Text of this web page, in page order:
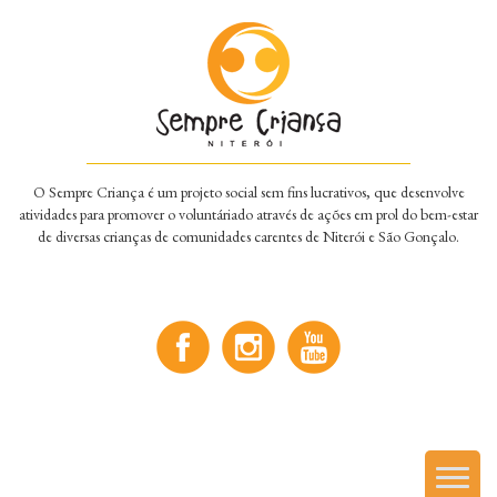
O Sempre Criança é um projeto social sem fins lucrativos, que desenvolve
atividades para promover o voluntáriado através de ações em prol do bem-estar
de diversas crianças de comunidades carentes de Niterói e São Gonçalo.